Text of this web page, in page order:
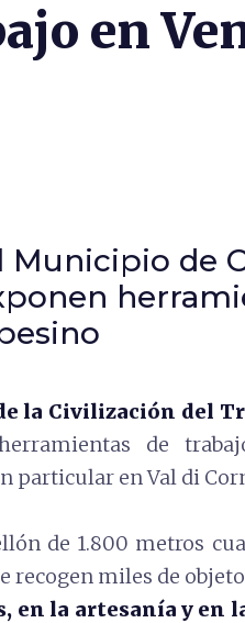
en
Municipio de
la Civilización del
de
particular en Val di
de 1.800 metros
recogen miles de
en la artesanía y en